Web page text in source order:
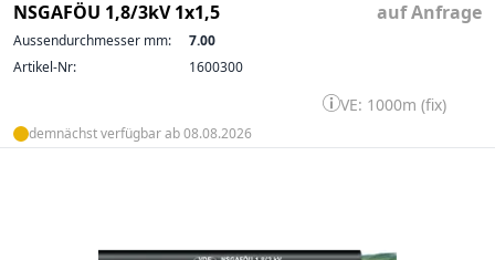
NSGAFÖU 1,8/3kV 1x1,5 auf Anfrage
Aussendurchmesser mm:
7.00
Artikel-Nr:
1600300
VE: 1000m (fix)
demnächst verfügbar ab 08.08.2026